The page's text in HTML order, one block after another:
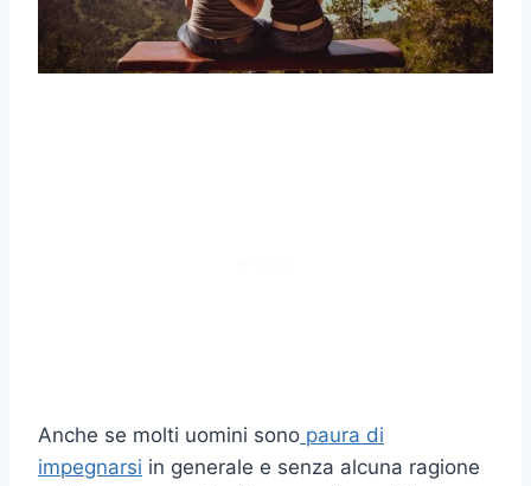
Anche se molti uomini sono paura di
impegnarsi in generale e senza alcuna ragione